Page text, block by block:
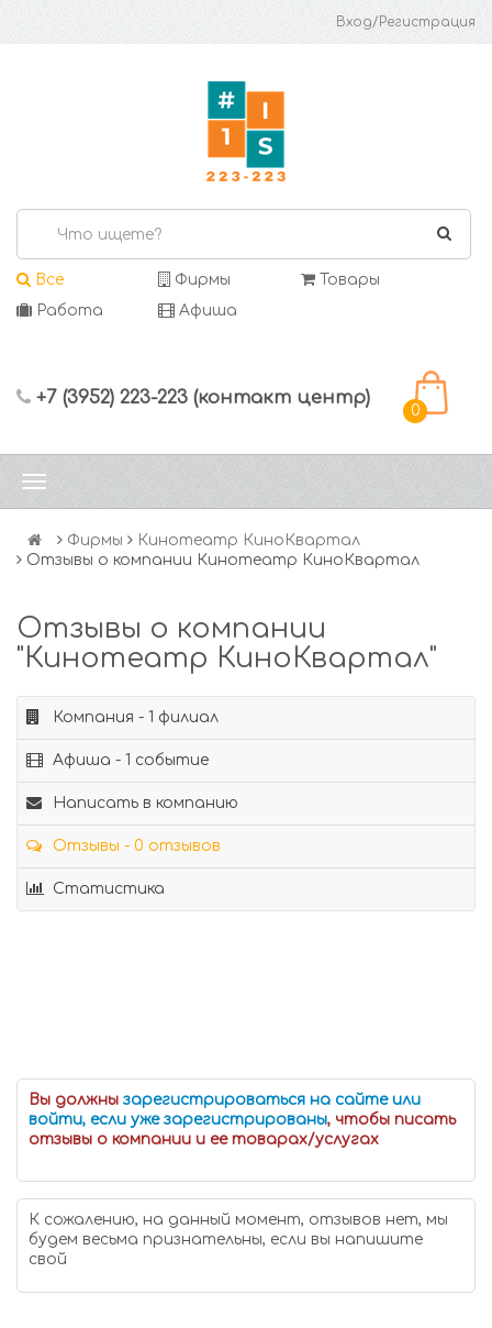
Вход/Регистрация
Все Фирмы
Товары
Работа
Афиша
+7 (3952) 223-223 (контакт центр)
0
Фирмы
Кинотеатр КиноКвартал
Отзывы о компании Кинотеатр КиноКвартал
Отзывы о компании
"Кинотеатр КиноКвартал"
Компания - 1 филиал
Афиша - 1 событие
Написать в компанию
Отзывы - 0 отзывов
Статистика
Вы должны зарегистрироваться на сайте или
войти, если уже зарегистрированы, чтобы писать
отзывы о компании и ее товарах/услугах
К сожалению, на данный момент, отзывов нет, мы
будем весьма признательны, если вы напишите
свой